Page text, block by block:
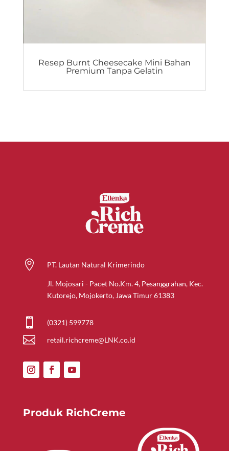
Resep Burnt Cheesecake Mini Bahan
Premium Tanpa Gelatin
 PT. Lautan Natural Krimerindo
Jl. Mojosari - Pacet No.Km. 4, Pesanggrahan, Kec.
Kutorejo, Mojokerto, Jawa Timur 61383
 (0321) 599778
 retail.richcreme@LNK.co.id
Produk RichCreme